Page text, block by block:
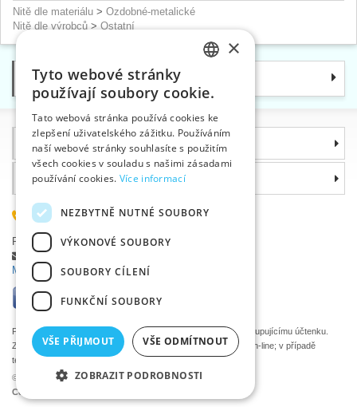
Nitě dle materiálu > Ozdobné-metalické
Nitě dle výrobců > Ostatní
Kategorie
Informace
©2026 Velkoobchod textilní galanterie VTC a.s., Uničov
Ceny se zobrazí po přihlášení.
Proč si zvolit právě nás
585 051 217
Plzeňská 868, 783 91 Uničov, Česká republika
Položit dotaz
Máte problémy s přihlášením ?
Podle zákona o evidenci tržeb je prodávající povinen vystavit kupujícímu účtenku.
Zároveň je povinen zaevidovat přijatou tržbu u správce daně on-line; v případě
technického výpadku pak nejpozději do 48 hodin.
ENGLISH
GERMAN
×
Tyto webové stránky
používají soubory cookie.
Tato webová stránka používá cookies ke
zlepšení uživatelského zážitku. Používáním
naší webové stránky souhlasíte s použitím
všech cookies v souladu s našimi zásadami
používání cookies. Více informací
NEZBYTNĚ NUTNÉ SOUBORY
VÝKONOVÉ SOUBORY
SOUBORY CÍLENÍ
FUNKČNÍ SOUBORY
VŠE PŘIJMOUT VŠE ODMÍTNOUT
ZOBRAZIT PODROBNOSTI